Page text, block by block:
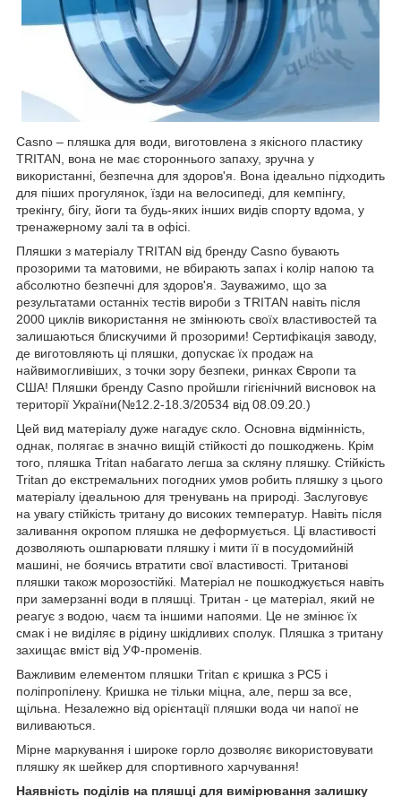
Casno – пляшка для води, виготовлена з якісного пластику
TRITAN, вона не має стороннього запаху, зручна у
використанні, безпечна для здоров'я. Вона ідеально підходить
для піших прогулянок, їзди на велосипеді, для кемпінгу,
трекінгу, бігу, йоги та будь-яких інших видів спорту вдома, у
тренажерному залі та в офісі.
Пляшки з матеріалу TRITAN від бренду Casno бувають
прозорими та матовими, не вбирають запах і колір напою та
абсолютно безпечні для здоров'я. Зауважимо, що за
результатами останніх тестів вироби з TRITAN навіть після
2000 циклів використання не змінюють своїх властивостей та
залишаються блискучими й прозорими! Сертифікація заводу,
де виготовляють ці пляшки, допускає їх продаж на
найвимогливіших, з точки зору безпеки, ринках Європи та
США! Пляшки бренду Casno пройшли гігієнічний висновок на
території України(№12.2-18.3/20534 від 08.09.20.)
Цей вид матеріалу дуже нагадує скло. Основна відмінність,
однак, полягає в значно вищій стійкості до пошкоджень. Крім
того, пляшка Tritan набагато легша за скляну пляшку. Стійкість
Tritan до екстремальних погодних умов робить пляшку з цього
матеріалу ідеальною для тренувань на природі. Заслуговує
на увагу стійкість тритану до високих температур. Навіть після
заливання окропом пляшка не деформується. Ці властивості
дозволяють ошпарювати пляшку і мити її в посудомийній
машині, не боячись втратити свої властивості. Тританові
пляшки також морозостійкі. Матеріал не пошкоджується навіть
при замерзанні води в пляшці. Тритан - це матеріал, який не
реагує з водою, чаєм та іншими напоями. Це не змінює їх
смак і не виділяє в рідину шкідливих сполук. Пляшка з тритану
захищає вміст від УФ-променів.
Важливим елементом пляшки Tritan є кришка з PC5 і
поліпропілену. Кришка не тільки міцна, але, перш за все,
щільна. Незалежно від орієнтації пляшки вода чи напої не
виливаються.
Мірне маркування і широке горло дозволяє використовувати
пляшку як шейкер для спортивного харчування!
Наявність поділів на пляшці для вимірювання залишку